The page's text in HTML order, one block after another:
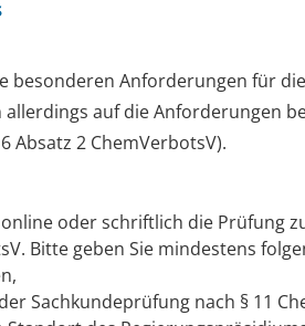
besonderen Anforderungen für
allerdings auf die Anforderungen
Absatz 2 ChemVerbotsV).
oder schriftlich die Prüfung
Bitte geben Sie mindestens
Sachkundeprüfung nach § 11